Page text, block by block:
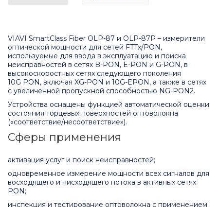
VIAVI SmartClass Fiber OLP-87 и OLP-87P – измерители
оптической мощности для сетей FTTx/PON,
используемые для ввода в эксплуатацию и поиска
неисправностей в сетях B-PON, E-PON и G-PON, в
высокоскоростных сетях следующего поколения
10G PON, включая XG-PON и 10G-EPON, а также в сетях
с увеличенной пропускной способностью NG-PON2.
Устройства оснащены функцией автоматической оценки
состояния торцевых поверхностей оптоволокна
(«соответствие/несоответствие»).
Сферы применения
активация услуг и поиск неисправностей;
одновременное измерение мощности всех сигналов для
восходящего и нисходящего потока в активных сетях
PON;
инспекция и тестирование оптоволокна с применением